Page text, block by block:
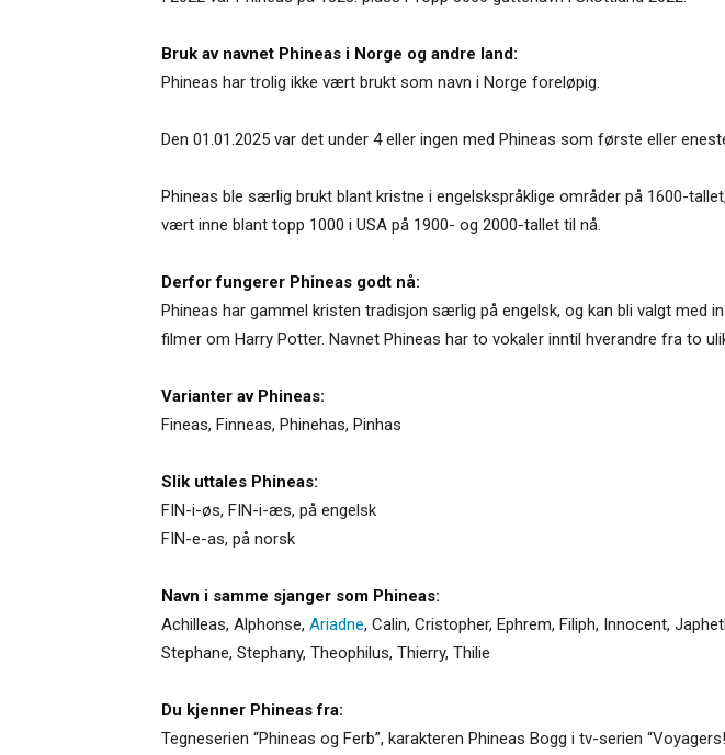
Bruk av navnet Phineas i Norge og andre land:
Phineas har trolig ikke vært brukt som navn i Norge foreløpig.
Den 01.01.2025 var det under 4 eller ingen med Phineas som første eller
Phineas ble særlig brukt blant kristne i engelskspråklige områder på 1600-
vært inne blant topp 1000 i USA på 1900- og 2000-tallet til nå.
Derfor fungerer Phineas godt nå:
Phineas har gammel kristen tradisjon særlig på engelsk, og kan bli valgt med
filmer om Harry Potter. Navnet Phineas har to vokaler inntil hverandre fra to
Varianter av Phineas:
Fineas, Finneas, Phinehas, Pinhas
Slik uttales Phineas:
FIN-i-øs, FIN-i-æs, på engelsk
FIN-e-as, på norsk
Navn i samme sjanger som Phineas:
Achilleas, Alphonse, Ariadne, Calin, Cristopher, Ephrem, Filiph, Innocent,
Stephane, Stephany, Theophilus, Thierry, Thilie
Du kjenner Phineas fra:
Tegneserien “Phineas og Ferb”, karakteren Phineas Bogg i tv-serien